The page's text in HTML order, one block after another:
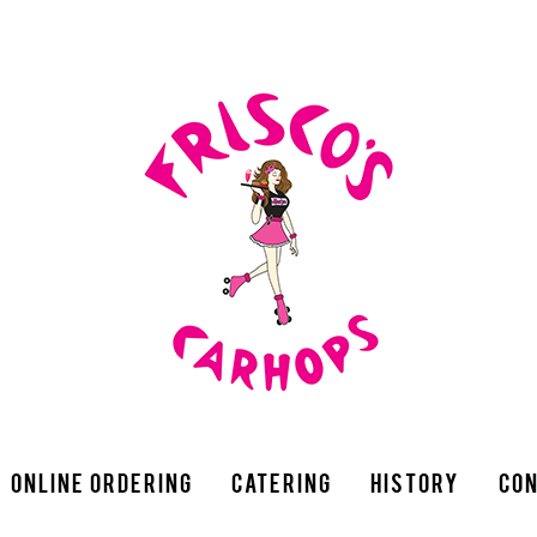
Online Ordering Catering History